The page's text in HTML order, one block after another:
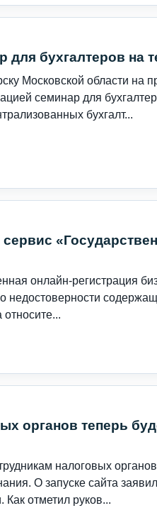
для бухгалтеров на
Московской области на
семинар для
бухгалт...
онлайн-регистрация
о недостоверности
органов теперь
налоговых
О запуске сайта
отметил руков...